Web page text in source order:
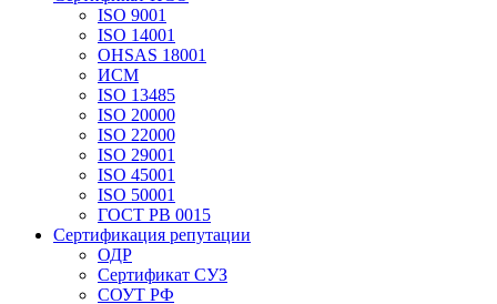
ISO 9001
ISO 14001
OHSAS 18001
ИСМ
ISO 13485
ISO 20000
ISO 22000
ISO 29001
ISO 45001
ISO 50001
ГОСТ РВ 0015
Сертификация репутации
ОДР
Сертификат СУЗ
СОУТ РФ